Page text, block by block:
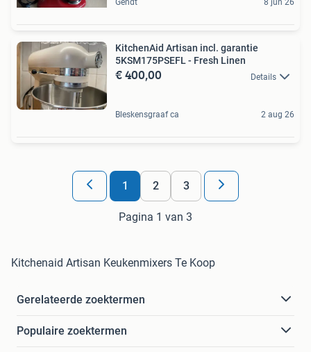
Gendt 8 jun 26
KitchenAid Artisan incl. garantie
5KSM175PSEFL - Fresh Linen
€ 400,00 Details
Bleskensgraaf ca 2 aug 26
1 2 3
Pagina 1 van 3
Kitchenaid Artisan Keukenmixers Te Koop
Gerelateerde zoektermen
Populaire zoektermen